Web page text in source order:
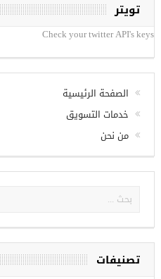
تويتر
Check your twitter API's keys
الصفحة الرئيسية
خدمات التسويق
من نحن
تصنيفات